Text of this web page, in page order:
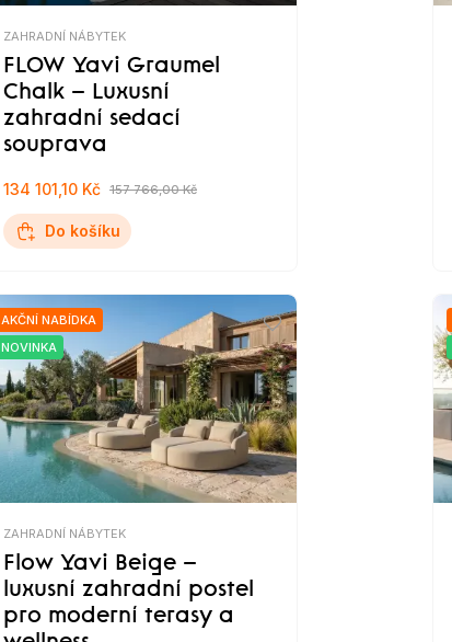
ZAHRADNÍ NÁBYTEK
FLOW Yavi Graumel
Chalk – Luxusní
zahradní sedací
souprava
134 101,10 Kč 157 766,00 Kč
Do košíku
AKČNÍ NABÍDKA
NOVINKA
ZAHRADNÍ NÁBYTEK
Flow Yavi Beige –
luxusní zahradní postel
pro moderní terasy a